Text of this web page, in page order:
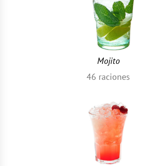
Mojito
46 raciones